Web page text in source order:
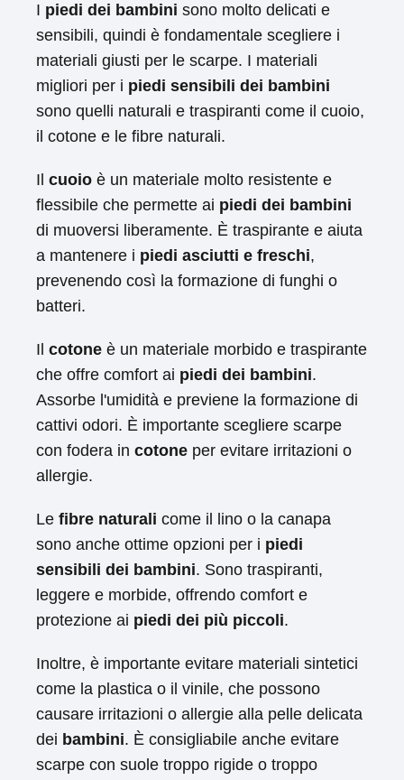
I piedi dei bambini sono molto delicati e
sensibili, quindi è fondamentale scegliere i
materiali giusti per le scarpe. I materiali
migliori per i piedi sensibili dei bambini
sono quelli naturali e traspiranti come il cuoio,
il cotone e le fibre naturali.
Il cuoio è un materiale molto resistente e
flessibile che permette ai piedi dei bambini
di muoversi liberamente. È traspirante e aiuta
a mantenere i piedi asciutti e freschi,
prevenendo così la formazione di funghi o
batteri.
Il cotone è un materiale morbido e traspirante
che offre comfort ai piedi dei bambini.
Assorbe l'umidità e previene la formazione di
cattivi odori. È importante scegliere scarpe
con fodera in cotone per evitare irritazioni o
allergie.
Le fibre naturali come il lino o la canapa
sono anche ottime opzioni per i piedi
sensibili dei bambini. Sono traspiranti,
leggere e morbide, offrendo comfort e
protezione ai piedi dei più piccoli.
Inoltre, è importante evitare materiali sintetici
come la plastica o il vinile, che possono
causare irritazioni o allergie alla pelle delicata
dei bambini. È consigliabile anche evitare
scarpe con suole troppo rigide o troppo